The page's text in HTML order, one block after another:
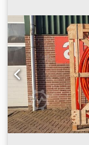
Staat: Nieuw